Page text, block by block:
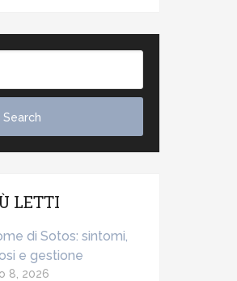
LETTI
di Sotos: sintomi,
e gestione
8, 2026